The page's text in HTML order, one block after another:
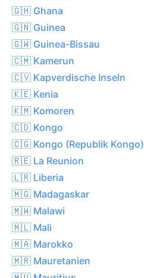
🇬🇭 Ghana
🇬🇳 Guinea
🇬🇼 Guinea-Bissau
🇨🇲 Kamerun
🇨🇻 Kapverdische Inseln
🇰🇪 Kenia
🇰🇲 Komoren
🇨🇩 Kongo
🇨🇬 Kongo (Republik Kongo)
🇷🇪 La Reunion
🇱🇷 Liberia
🇲🇬 Madagaskar
🇲🇼 Malawi
🇲🇱 Mali
🇲🇦 Marokko
🇲🇷 Mauretanien